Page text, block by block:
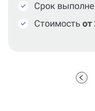
Срок
Стоимость от